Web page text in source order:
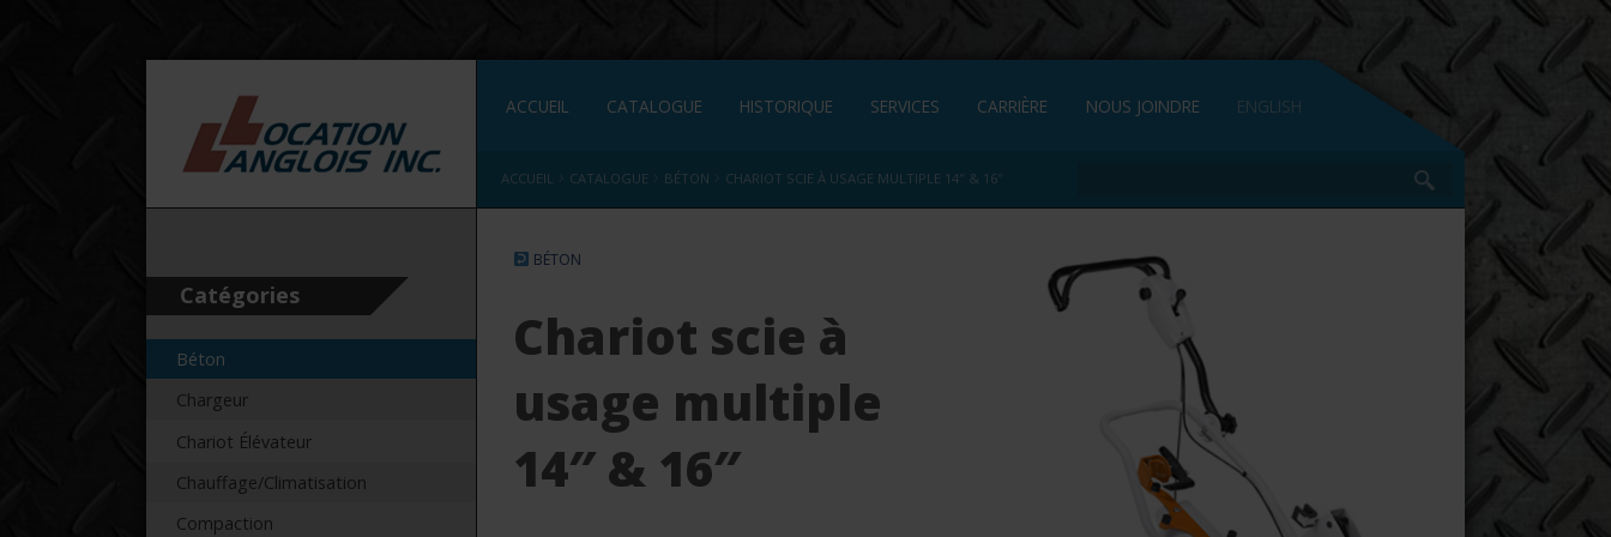
Catégories
Béton
Chargeur
Chariot Élévateur
Chauffage/Climatisation
Compaction
ACCUEIL CATALOGUE HISTORIQUE SERVICES CARRIÈRE NOUS JOINDRE ENGLISH
ACCUEIL CATALOGUE BÉTON CHARIOT SCIE À USAGE MULTIPLE 14″ & 16″
BÉTON
Chariot scie à
usage multiple
14″ & 16″